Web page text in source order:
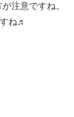
注意ですね。
ね♬